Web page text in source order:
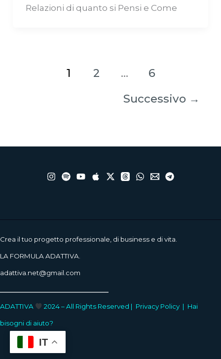
Relazioni di quanto si Pensi e Come
1 2 …
6
Successivo →
Crea il tuo progetto professionale, di business e di vita.
LA FORMULA ADATTIVA.
adattiva.net@gmail.com
ADATTIVA 2024 – All Rights Reserved | Privacy Policy | Hai
bisogni di aiuto?
IT